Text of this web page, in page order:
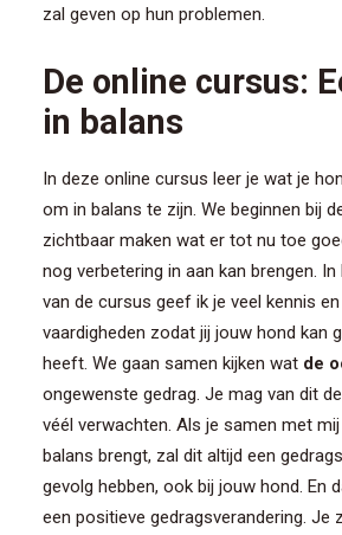
zal geven op hun problemen.
De online cursus:
in balans
In deze online cursus leer je wat je
om in balans te zijn. We beginnen bij
zichtbaar maken wat er tot nu toe
nog verbetering in aan kan brengen.
van de cursus geef ik je veel kennis
vaardigheden zodat jij jouw hond kan
heeft. We gaan samen kijken wat de
ongewenste gedrag. Je mag van dit
véél verwachten. Als je samen met
balans brengt, zal dit altijd een
gevolg hebben, ook bij jouw hond. En
een positieve gedragsverandering. Je